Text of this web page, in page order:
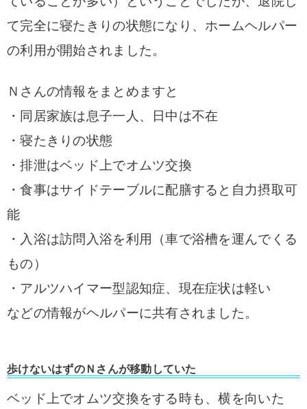
て完全に寝たきりの状態になり、ホームヘルパー
の利用が開始されました。
Ｎさんの情報をまとめますと
・同居家族は息子一人、日中は不在
・寝たきりの状態
・排泄はベッド上でオムツ交換
・食事はサイドテーブルに配膳すると自力摂取可
能
・入浴は訪問入浴を利用（車で浴槽を運んでくる
もの）
・アルツハイマー型認知症、現在症状は軽い
などの情報がヘルパーに共有されました。
歩けないはずのＮさんが移動していた
ベッド上でオムツ交換をする時も、横を向いた